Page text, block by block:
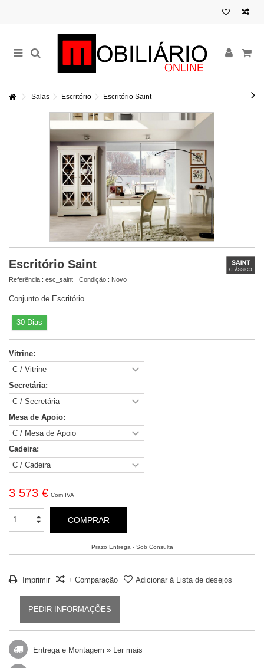
Salas Escritório Escritório Saint
Escritório Saint
Referência : esc_saint Condição : Novo
Conjunto de Escritório
30 Dias
Vitrine:
Secretária:
Mesa de Apoio:
Cadeira:
3 573 € Com IVA
COMPRAR
Prazo Entrega - Sob Consulta
Imprimir + Comparação Adicionar à Lista de desejos
PEDIR INFORMAÇÕES
Entrega e Montagem » Ler mais